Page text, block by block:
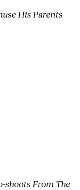
His Parents
shoots From The